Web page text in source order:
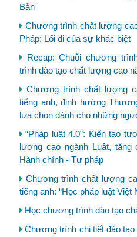
Bản
Chương trình chất lượng
Pháp: Lối đi của sự khác biệt
Recap: Chuỗi chương
trình đào tạo chất lượng cao
Chương trình chất lượng
tiếng anh, định hướng
lựa chọn dành cho những
“Pháp luật 4.0”: Kiến tạo
lượng cao ngành Luật,
Hành chính - Tư pháp
Chương trình chất lượng
tiếng anh: “Học pháp luật Việt
Học chương trình đào tạo
Chương trình chi tiết đào